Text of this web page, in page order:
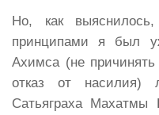
Но, как
принципами я был
Ахимса (не
отказ от насилия)
Сатьяграха Махатмы